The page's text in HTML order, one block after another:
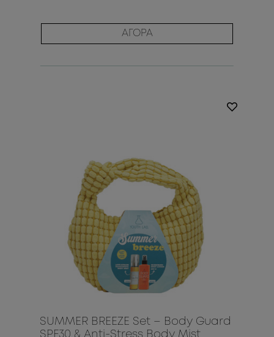
ΑΓΟΡΑ
SUMMER BREEZE Set – Body Guard
SPF30 & Anti-Stress Body Mist